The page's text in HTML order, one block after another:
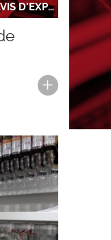
ACTUALITÉS DES CABINETS, AVIS D'EXPERT